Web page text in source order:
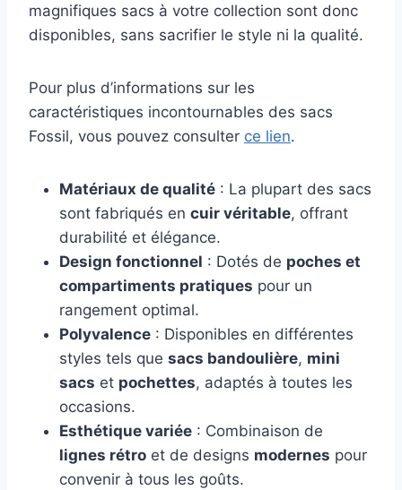
magnifiques sacs à votre collection sont donc
disponibles, sans sacrifier le style ni la qualité.
Pour plus d’informations sur les
caractéristiques incontournables des sacs
Fossil, vous pouvez consulter ce lien.
Matériaux de qualité : La plupart des sacs
sont fabriqués en cuir véritable, offrant
durabilité et élégance.
Design fonctionnel : Dotés de poches et
compartiments pratiques pour un
rangement optimal.
Polyvalence : Disponibles en différentes
styles tels que sacs bandoulière, mini
sacs et pochettes, adaptés à toutes les
occasions.
Esthétique variée : Combinaison de
lignes rétro et de designs modernes pour
convenir à tous les goûts.